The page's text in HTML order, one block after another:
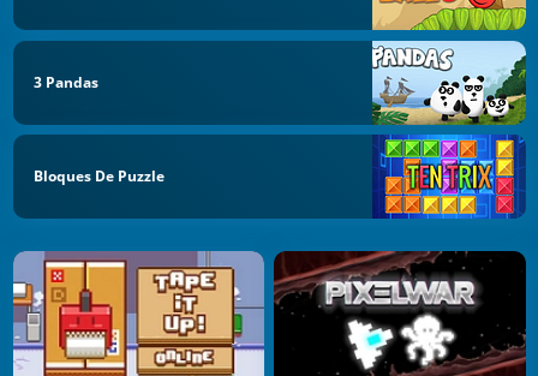
3 Pandas
Bloques De Puzzle